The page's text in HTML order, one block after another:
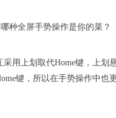
采用上划取代Home键，上
键，所以在手势操作中